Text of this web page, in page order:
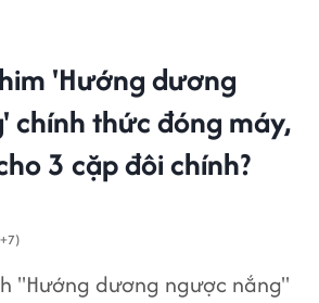
'Hướng dương
chính thức đóng máy,
3 cặp đôi chính?
''Hướng dương ngược nắng''